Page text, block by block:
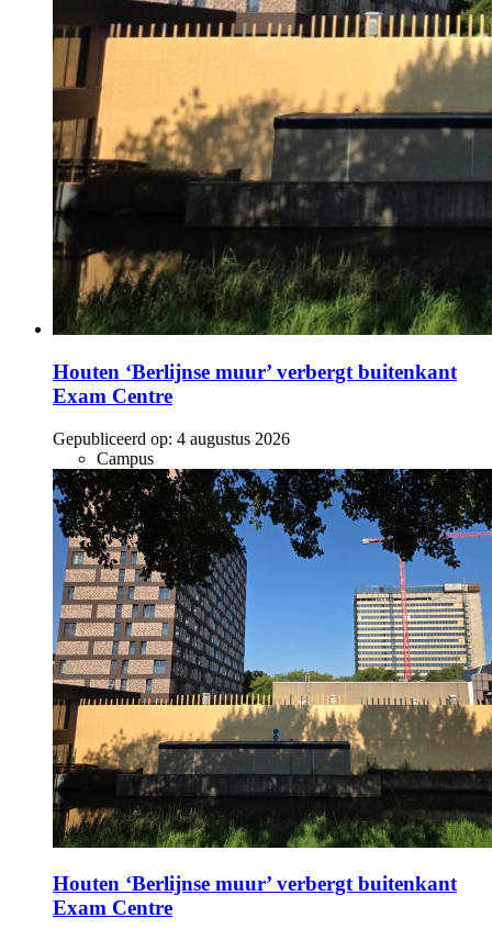
Houten ‘Berlijnse muur’ verbergt buitenkant
Exam Centre
Gepubliceerd op: 4 augustus 2026
Campus
Houten ‘Berlijnse muur’ verbergt buitenkant
Exam Centre